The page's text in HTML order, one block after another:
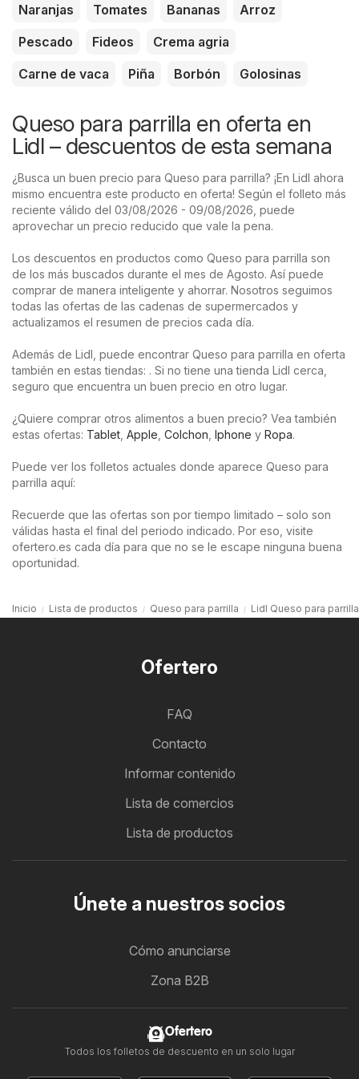
Naranjas
Tomates Bananas
Arroz
Pescado
Fideos
Crema agria
Carne de vaca
Piña Borbón Golosinas
Queso para parrilla en oferta en
Lidl – descuentos de esta semana
¿Busca un buen precio para Queso para parrilla? ¡En Lidl ahora
mismo encuentra este producto en oferta! Según el folleto más
reciente válido del 03/08/2026 - 09/08/2026, puede
aprovechar un precio reducido que vale la pena.
Los descuentos en productos como Queso para parrilla son
de los más buscados durante el mes de Agosto. Así puede
comprar de manera inteligente y ahorrar. Nosotros seguimos
todas las ofertas de las cadenas de supermercados y
actualizamos el resumen de precios cada día.
Además de Lidl, puede encontrar Queso para parrilla en oferta
también en estas tiendas: . Si no tiene una tienda Lidl cerca,
seguro que encuentra un buen precio en otro lugar.
¿Quiere comprar otros alimentos a buen precio? Vea también
estas ofertas: Tablet Apple Colchon Iphone y Ropa.
Puede ver los folletos actuales donde aparece Queso para
parrilla aquí:
Recuerde que las ofertas son por tiempo limitado – solo son
válidas hasta el final del periodo indicado. Por eso, visite
ofertero.es cada día para que no se le escape ninguna buena
oportunidad.
Inicio Lista de productos Queso para parrilla Lidl Queso para parrilla
Ofertero
FAQ
Contacto
Informar contenido
Lista de comercios
Lista de productos
Únete a nuestros socios
Cómo anunciarse
Zona B2B
Ofertero
Todos los folletos de descuento en un solo lugar